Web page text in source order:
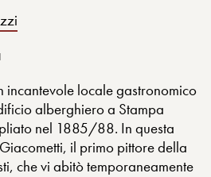
incantevole locale gastronomico
alberghiero a Stampa
nel 1885/88. In questa
il primo pittore della
che vi abitò temporaneamente